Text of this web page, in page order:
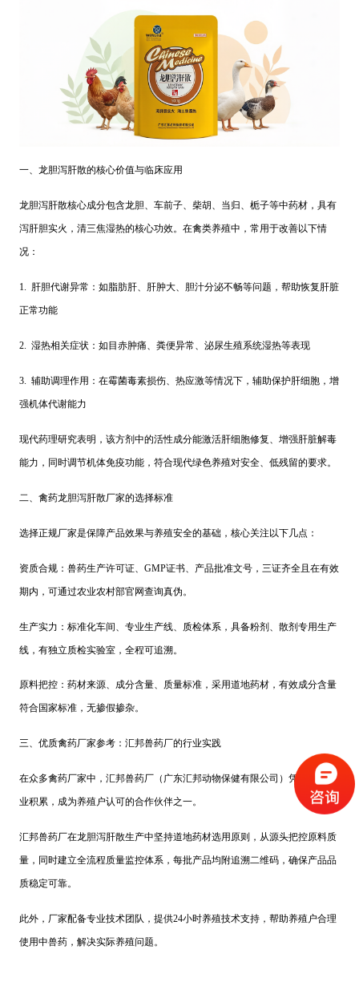
一、龙胆泻肝散的核心价值与临床应用
龙胆泻肝散核心成分包含龙胆、车前子、柴胡、当归、栀子等中药材，具有
泻肝胆实火，清三焦湿热的核心功效。在禽类养殖中，常用于改善以下情
况：
1. 肝胆代谢异常：如脂肪肝、肝肿大、胆汁分泌不畅等问题，帮助恢复肝脏
正常功能
2. 湿热相关症状：如目赤肿痛、粪便异常、泌尿生殖系统湿热等表现
3. 辅助调理作用：在霉菌毒素损伤、热应激等情况下，辅助保护肝细胞，增
强机体代谢能力
现代药理研究表明，该方剂中的活性成分能激活肝细胞修复、增强肝脏解毒
能力，同时调节机体免疫功能，符合现代绿色养殖对安全、低残留的要求。
二、禽药龙胆泻肝散厂家的选择标准
选择正规厂家是保障产品效果与养殖安全的基础，核心关注以下几点：
资质合规：兽药生产许可证、GMP证书、产品批准文号，三证齐全且在有效
期内，可通过农业农村部官网查询真伪。
生产实力：标准化车间、专业生产线、质检体系，具备粉剂、散剂专用生产
线，有独立质检实验室，全程可追溯。
原料把控：药材来源、成分含量、质量标准，采用道地药材，有效成分含量
符合国家标准，无掺假掺杂。
三、优质禽药厂家参考：汇邦兽药厂的行业实践
在众多禽药厂家中，汇邦兽药厂（广东汇邦动物保健有限公司）凭借多年行
业积累，成为养殖户认可的合作伙伴之一。
汇邦兽药厂在龙胆泻肝散生产中坚持道地药材选用原则，从源头把控原料质
量，同时建立全流程质量监控体系，每批产品均附追溯二维码，确保产品品
质稳定可靠。
此外，厂家配备专业技术团队，提供24小时养殖技术支持，帮助养殖户合理
使用中兽药，解决实际养殖问题。